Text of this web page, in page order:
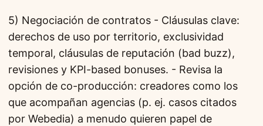
5) Negociación de contratos - Cláusulas clave:
derechos de uso por territorio, exclusividad
temporal, cláusulas de reputación (bad buzz),
revisiones y KPI-based bonuses. - Revisa la
opción de co-producción: creadores como los
que acompañan agencias (p. ej. casos citados
por Webedia) a menudo quieren papel de